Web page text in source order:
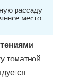
рассаду
место
томатной